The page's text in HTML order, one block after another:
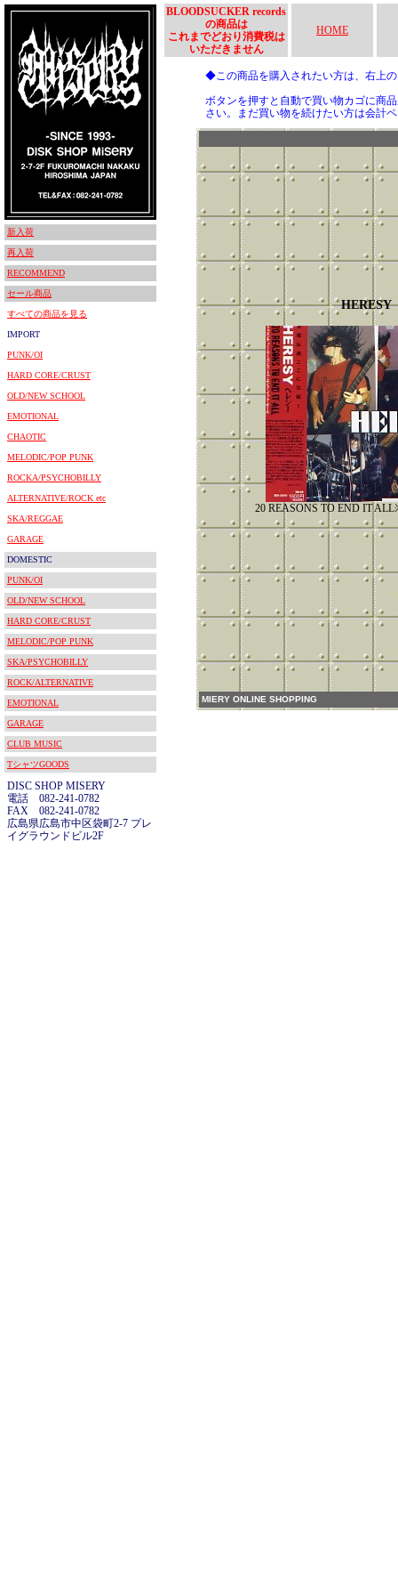
新入荷
再入荷
RECOMMEND
セール商品
すべての商品を見る
IMPORT
PUNK/OI
HARD CORE/CRUST
OLD/NEW SCHOOL
EMOTIONAL
CHAOTIC
MELODIC/POP PUNK
ROCKA/PSYCHOBILLY
ALTERNATIVE/ROCK etc
SKA/REGGAE
GARAGE
DOMESTIC
PUNK/OI
OLD/NEW SCHOOL
HARD CORE/CRUST
MELODIC/POP PUNK
SKA/PSYCHOBILLY
ROCK/ALTERNATIVE
EMOTIONAL
GARAGE
CLUB MUSIC
TシャツGOODS
DISC SHOP MISERY
電話 082-241-0782
FAX 082-241-0782
広島県広島市中区袋町2-7 プレ
イグラウンドビル2F
BLOODSUCKER records
の商品は
これまでどおり消費税は
いただきません
HOME
◆この商品を購入されたい方は、右上
ボタンを押すと自動で買い物カゴに商
さい。まだ買い物を続けたい方は会計
HERESY
20 REASONS TO END IT
MIERY ONLINE SHOPPING